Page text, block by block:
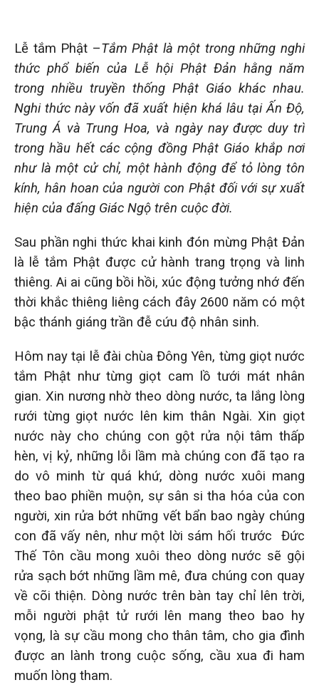
Lễ tắm Phật –Tắm Phật là một trong những nghi
thức phổ biến của Lễ hội Phật Đản hằng năm
trong nhiều truyền thống Phật Giáo khác nhau.
Nghi thức này vốn đã xuất hiện khá lâu tại Ấn Độ,
Trung Á và Trung Hoa, và ngày nay được duy trì
trong hầu hết các cộng đồng Phật Giáo khắp nơi
như là một cử chỉ, một hành động để tỏ lòng tôn
kính, hân hoan của người con Phật đối với sự xuất
hiện của đấng Giác Ngộ trên cuộc đời.
Sau phần nghi thức khai kinh đón mừng Phật Đản
là lễ tắm Phật được cử hành trang trọng và linh
thiêng. Ai ai cũng bồi hồi, xúc động tưởng nhớ đến
thời khắc thiêng liêng cách đây 2600 năm có một
bậc thánh giáng trần đễ cứu độ nhân sinh.
Hôm nay tại lễ đài chùa Đông Yên, từng giọt nước
tắm Phật như từng giọt cam lồ tưới mát nhân
gian. Xin nương nhờ theo dòng nước, ta lắng lòng
rưới từng giọt nước lên kim thân Ngài. Xin giọt
nước này cho chúng con gột rửa nội tâm thấp
hèn, vị kỷ, những lỗi lầm mà chúng con đã tạo ra
do vô minh từ quá khứ, dòng nước xuôi mang
theo bao phiền muộn, sự sân si tha hóa của con
người, xin rửa bớt những vết bẩn bao ngày chúng
con đã vấy nên, như một lời sám hối trước Đức
Thế Tôn cầu mong xuôi theo dòng nước sẽ gội
rửa sạch bớt những lầm mê, đưa chúng con quay
về cõi thiện. Dòng nước trên bàn tay chỉ lên trời,
mỗi người phật tử rưới lên mang theo bao hy
vọng, là sự cầu mong cho thân tâm, cho gia đình
được an lành trong cuộc sống, cầu xua đi ham
muốn lòng tham.